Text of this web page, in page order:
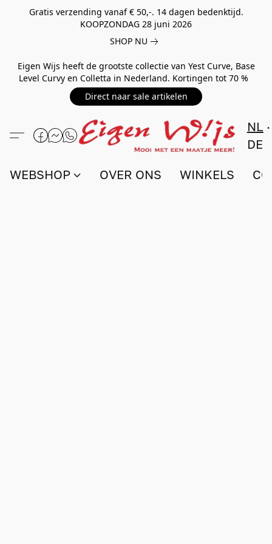
Gratis verzending vanaf € 50,-. 14 dagen bedenktijd.
KOOPZONDAG 28 juni 2026
SHOP NU
Eigen Wijs heeft de grootste collectie van Yest Curve, Base
Level Curvy en Colletta in Nederland. Kortingen tot 70 %
Direct naar sale artikelen
NL
DE
WEBSHOP OVER ONS WINKELS